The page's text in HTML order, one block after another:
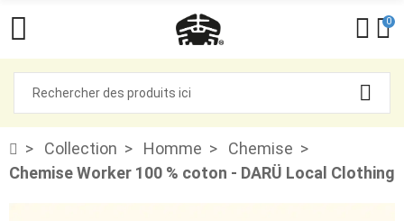
0
Collection Homme
Chemise
Chemise Worker 100 % coton - DARÜ Local Clothing